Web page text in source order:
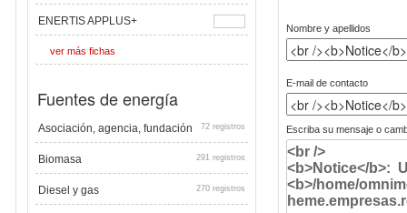
ENERTIS APPLUS+
ver más fichas
Fuentes de energía
Asociación, agencia, fundación 72 registros
Biomasa 291 registros
Diesel y gas 270 registros
Nombre y apellidos
E-mail de contacto
Escriba su mensaje o